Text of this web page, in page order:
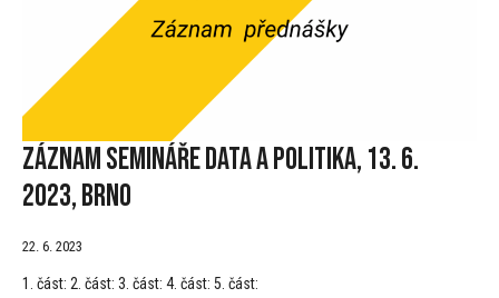
Záznam semináře Data a politika, 13. 6.
2023, Brno
22. 6. 2023
1. část: 2. část: 3. část: 4. část: 5. část: